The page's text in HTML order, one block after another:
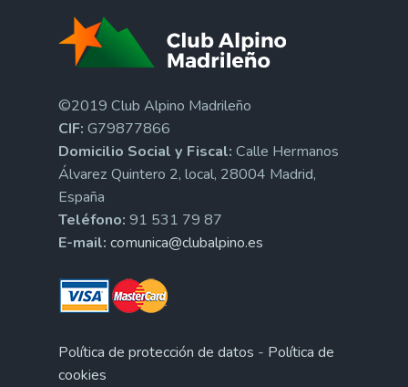
©2019 Club Alpino Madrileño
CIF: G79877866
Domicilio Social y Fiscal: Calle Hermanos
Álvarez Quintero 2, local, 28004 Madrid,
España
Teléfono: 91 531 79 87
E-mail: comunica@clubalpino.es
Política de protección de datos - Política de
cookies